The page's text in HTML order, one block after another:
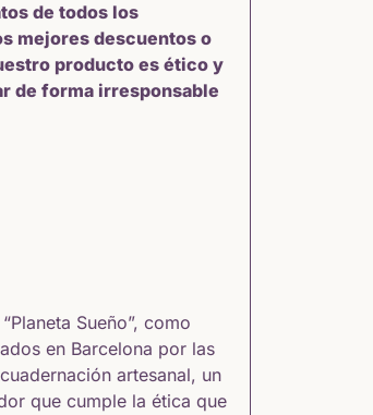
de todos los
mejores descuentos o
producto es ético y
de forma irresponsable
Sueño”, como
en Barcelona por las
artesanal, un
que cumple la ética que